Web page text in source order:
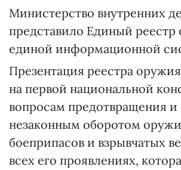
Министерство внутренних
представило Единый реестр
единой информационной
Презентация реестра
на первой национальной
вопросам предотвращения и
незаконным оборотом
боеприпасов и взрывчатых
всех его проявлениях,